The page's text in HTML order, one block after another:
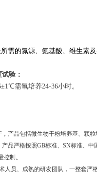
需的氮源、氨基酸、维生素
验：
需氧培养24-36小时。
产品包括微生物干粉培养基、颗
品严格按照GB标准、SN标准、
制。
员、成熟的研发团队，一整套严